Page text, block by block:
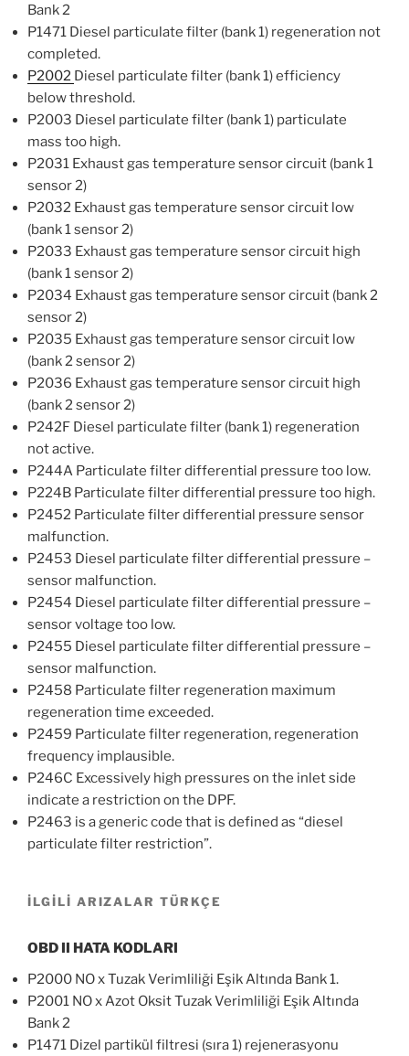
Bank 2
P1471 Diesel particulate filter (bank 1) regeneration not
completed.
P2002 Diesel particulate filter (bank 1) efficiency
below threshold.
P2003 Diesel particulate filter (bank 1) particulate
mass too high.
P2031 Exhaust gas temperature sensor circuit (bank 1
sensor 2)
P2032 Exhaust gas temperature sensor circuit low
(bank 1 sensor 2)
P2033 Exhaust gas temperature sensor circuit high
(bank 1 sensor 2)
P2034 Exhaust gas temperature sensor circuit (bank 2
sensor 2)
P2035 Exhaust gas temperature sensor circuit low
(bank 2 sensor 2)
P2036 Exhaust gas temperature sensor circuit high
(bank 2 sensor 2)
P242F Diesel particulate filter (bank 1) regeneration
not active.
P244A Particulate filter differential pressure too low.
P224B Particulate filter differential pressure too high.
P2452 Particulate filter differential pressure sensor
malfunction.
P2453 Diesel particulate filter differential pressure –
sensor malfunction.
P2454 Diesel particulate filter differential pressure –
sensor voltage too low.
P2455 Diesel particulate filter differential pressure –
sensor malfunction.
P2458 Particulate filter regeneration maximum
regeneration time exceeded.
P2459 Particulate filter regeneration, regeneration
frequency implausible.
P246C Excessively high pressures on the inlet side
indicate a restriction on the DPF.
P2463 is a generic code that is defined as “diesel
particulate filter restriction”.
İLGİLİ ARIZALAR TÜRKÇE
OBD II HATA KODLARI
P2000 NO x Tuzak Verimliliği Eşik Altında Bank 1.
P2001 NO x Azot Oksit Tuzak Verimliliği Eşik Altında
Bank 2
P1471 Dizel partikül filtresi (sıra 1) rejenerasyonu